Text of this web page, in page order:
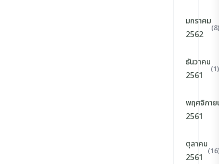
มกราคม
2562
(8)
ธันวาคม
2561
(1)
พฤศจิกาย
2561
ตุลาคม
2561